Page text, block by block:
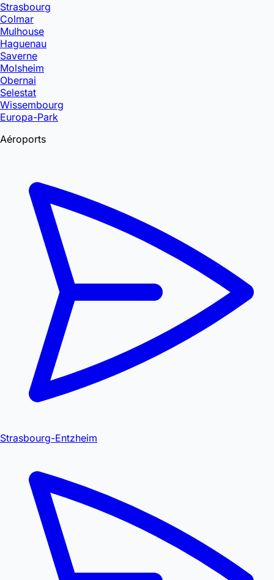
Strasbourg
Colmar
Mulhouse
Haguenau
Saverne
Molsheim
Obernai
Selestat
Wissembourg
Europa-Park
Aéroports
Strasbourg-Entzheim